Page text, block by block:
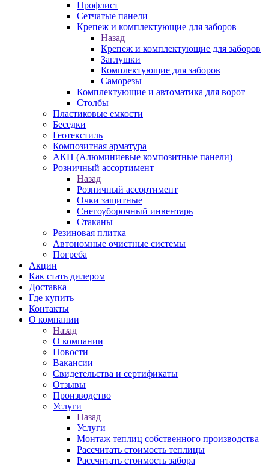
Профлист
Сетчатые панели
Крепеж и комплектующие для заборов
Назад
Крепеж и комплектующие для заборов
Заглушки
Комплектующие для заборов
Саморезы
Комплектующие и автоматика для ворот
Столбы
Пластиковые емкости
Беседки
Геотекстиль
Композитная арматура
АКП (Алюминиевые композитные панели)
Розничный ассортимент
Назад
Розничный ассортимент
Очки защитные
Снегоуборочный инвентарь
Стаканы
Резиновая плитка
Автономные очистные системы
Погреба
Акции
Как стать дилером
Доставка
Где купить
Контакты
О компании
Назад
О компании
Новости
Вакансии
Свидетельства и сертификаты
Отзывы
Производство
Услуги
Назад
Услуги
Монтаж теплиц собственного производства
Рассчитать стоимость теплицы
Рассчитать стоимость забора